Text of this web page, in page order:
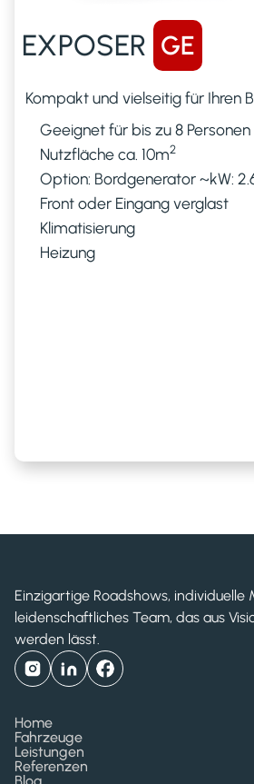
EXPOSER GE
Kompakt und vielseitig für Ihren
Geeignet für bis zu8 Personen
Nutzfläche ca. 10m2
Option: Bordgenerator ~kW:
Front oder Eingang verglast
Klimatisierung
Heizung
Einzigartige Roadshows, individuelle
leidenschaftliches Team, das aus
werden lässt.
Home
Fahrzeuge
Leistungen
Referenzen